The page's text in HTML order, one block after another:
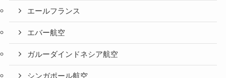
エールフランス
エバー航空
ガルーダインドネシア航空
シンガポール航空